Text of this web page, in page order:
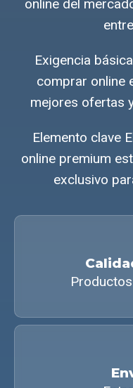
online del
Exigencia
comprar online
mejores ofertas
Elemento clave
online premium
exclusivo